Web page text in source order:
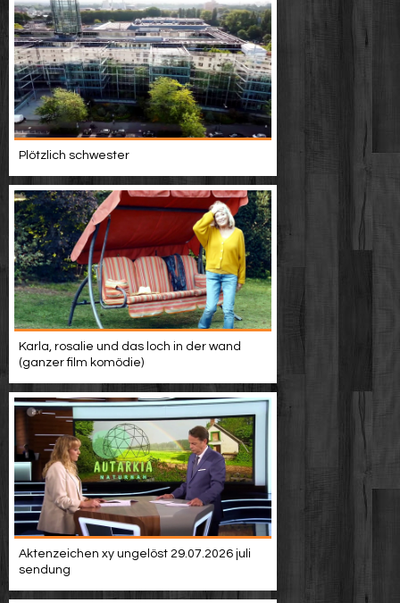
Plötzlich schwester
Karla, rosalie und das loch in der wand
(ganzer film komödie)
Aktenzeichen xy ungelöst 29.07.2026 juli
sendung